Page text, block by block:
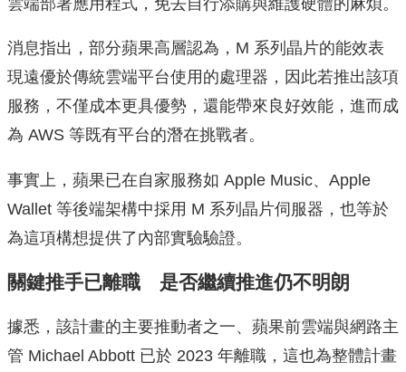
消息指出，部分蘋果高層認為，M 系列晶片的能效表
現遠優於傳統雲端平台使用的處理器，因此若推出該項
服務，不僅成本更具優勢，還能帶來良好效能，進而成
為 AWS 等既有平台的潛在挑戰者。
事實上，蘋果已在自家服務如 Apple Music、Apple
Wallet 等後端架構中採用 M 系列晶片伺服器，也等於
為這項構想提供了內部實驗驗證。
關鍵推手已離職 是否繼續推進仍不明朗
據悉，該計畫的主要推動者之一、蘋果前雲端與網路主
管 Michael Abbott 已於 2023 年離職，這也為整體計畫